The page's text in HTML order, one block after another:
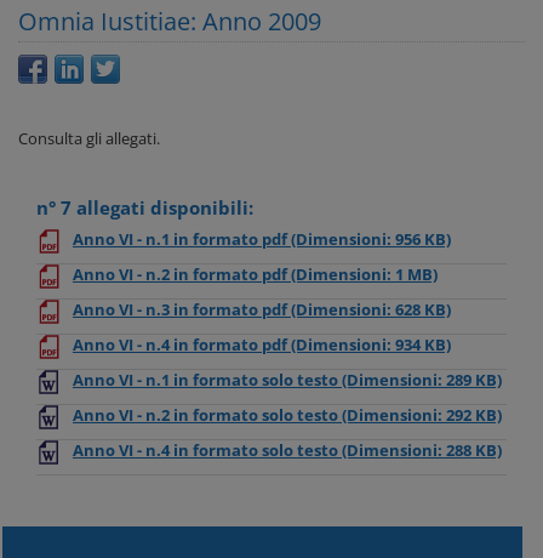
Omnia Iustitiae: Anno 2009
Consulta gli allegati.
n° 7 allegati disponibili:
Anno VI - n.1 in formato pdf(Dimensioni: 956 KB)
Anno VI - n.2 in formato pdf(Dimensioni: 1 MB)
Anno VI - n.3 in formato pdf(Dimensioni: 628 KB)
Anno VI - n.4 in formato pdf(Dimensioni: 934 KB)
Anno VI - n.1 in formato solo testo(Dimensioni: 289 KB)
Anno VI - n.2 in formato solo testo(Dimensioni: 292 KB)
Anno VI - n.4 in formato solo testo(Dimensioni: 288 KB)